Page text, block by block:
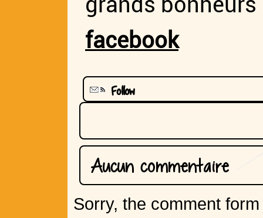
facebook
Follow
Aucun commentaire
Sorry, the comment